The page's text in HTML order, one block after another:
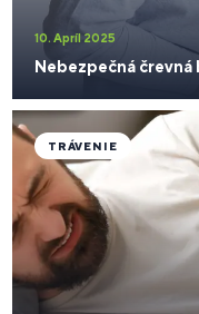
10. Apríl 2025
Nebezpečná
TRÁVENIE